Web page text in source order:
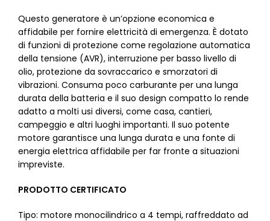
Questo generatore è un’opzione economica e
affidabile per fornire elettricità di emergenza. È dotato
di funzioni di protezione come regolazione automatica
della tensione (AVR), interruzione per basso livello di
olio, protezione da sovraccarico e smorzatori di
vibrazioni. Consuma poco carburante per una lunga
durata della batteria e il suo design compatto lo rende
adatto a molti usi diversi, come casa, cantieri,
campeggio e altri luoghi importanti. Il suo potente
motore garantisce una lunga durata e una fonte di
energia elettrica affidabile per far fronte a situazioni
impreviste.
PRODOTTO CERTIFICATO
Tipo: motore monocilindrico a 4 tempi, raffreddato ad